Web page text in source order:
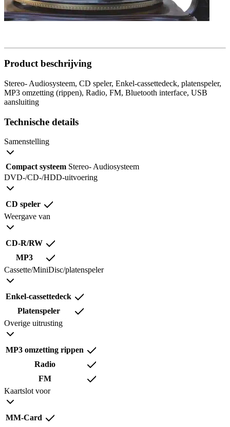
Product beschrijving
Stereo- Audiosysteem, CD speler, Enkel-cassettedeck, platenspeler,
MP3 omzetting (rippen), Radio, FM, Bluetooth interface, USB
aansluiting
Technische details
Samenstelling
Compact systeem Stereo- Audiosysteem
DVD-/CD-/HDD-uitvoering
CD speler
Weergave van
CD-R/RW
MP3
Cassette/MiniDisc/platenspeler
Enkel-cassettedeck
Platenspeler
Overige uitrusting
MP3 omzetting rippen
Radio
FM
Kaartslot voor
MM-Card